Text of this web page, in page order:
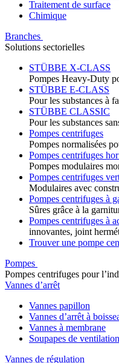
Traitement de surface
Chimique
Branches
Solutions sectorielles
STÜBBE X-CLASS
Pompes Heavy-Duty
STÜBBE E-CLASS
Pour les substances à
STÜBBE CLASSIC
Pour les substances
Pompes centrifuges
Pompes normalisées
Pompes centrifuges
Pompes modulaires
Pompes centrifuges
Modulaires avec
Pompes centrifuges à
Sûres grâce à la
Pompes centrifuges à
innovantes, joint
Trouver une pompe
Pompes
Pompes centrifuges pour
Vannes d’arrêt
Vannes papillon
Vannes d’arrêt à
Vannes à membrane
Soupapes de ventilation
Vannes de régulation